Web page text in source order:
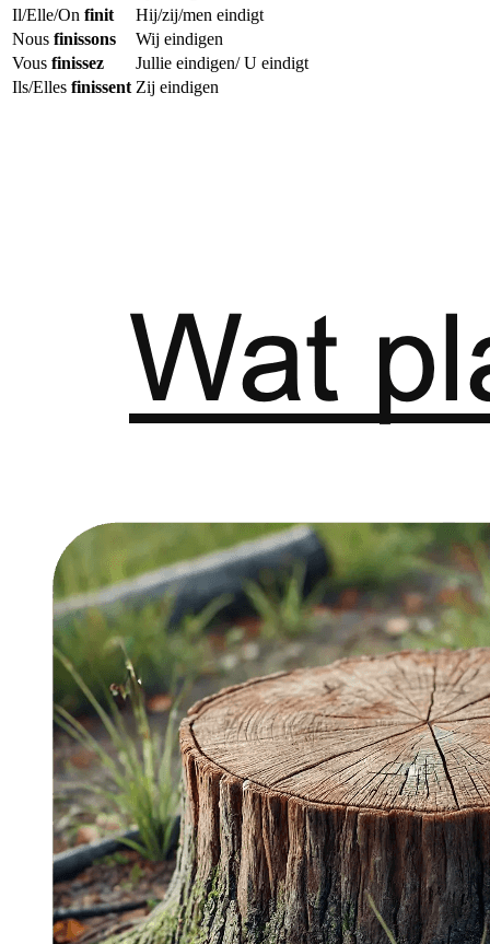
Il/Elle/On finit
Hij/zij/men eindigt
Nous finissons
Wij eindigen
Vous finissez
Jullie eindigen/ U eindigt
Ils/Elles finissent Zij eindigen